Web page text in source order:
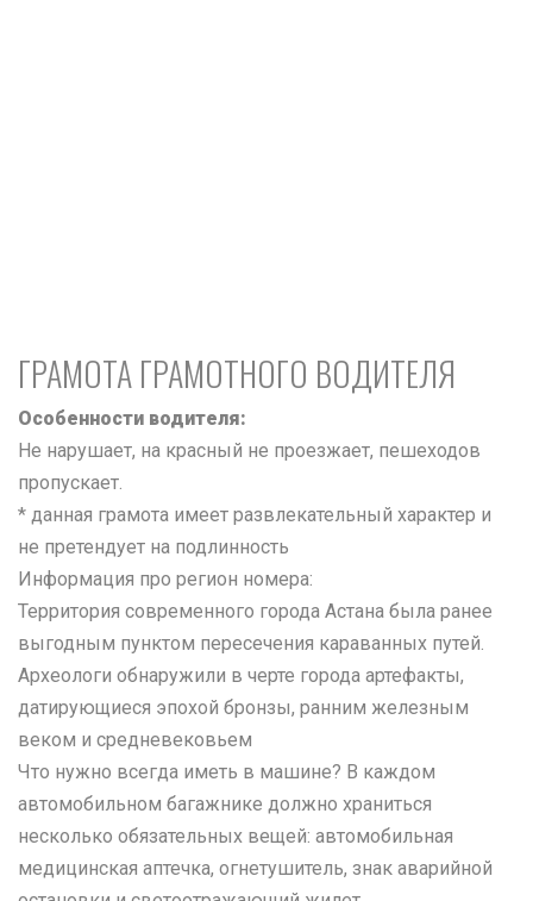
ГРАМОТА ГРАМОТНОГО ВОДИТЕЛЯ
Особенности водителя:
Не нарушает, на красный не проезжает, пешеходов
пропускает.
* данная грамота имеет развлекательный характер и
не претендует на подлинность
Информация про регион номера:
Территория современного города Астана была ранее
выгодным пунктом пересечения караванных путей.
Археологи обнаружили в черте города артефакты,
датирующиеся эпохой бронзы, ранним железным
веком и средневековьем
Что нужно всегда иметь в машине? В каждом
автомобильном багажнике должно храниться
несколько обязательных вещей: автомобильная
медицинская аптечка, огнетушитель, знак аварийной